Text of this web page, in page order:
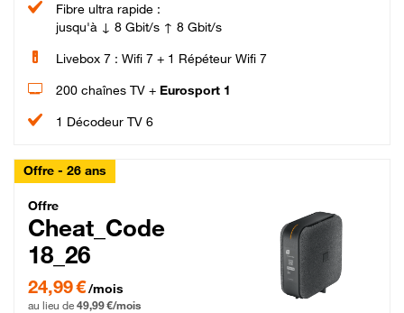
Fibre ultra rapide :
jusqu'à ↓ 8 Gbit/s ↑ 8 Gbit/s
Livebox 7 : Wifi 7 + 1 Répéteur Wifi 7
200 chaînes TV + Eurosport 1
1 Décodeur TV 6
Offre - 26 ans
Cheat_Code Fibre_18_26
Offre
Cheat_Code
18_26
24,99 € par mois pendant 0 mois puis 49,99 € par mois, Sans engagement
24,99 €/mois
au lieu de 49,99 €/mois